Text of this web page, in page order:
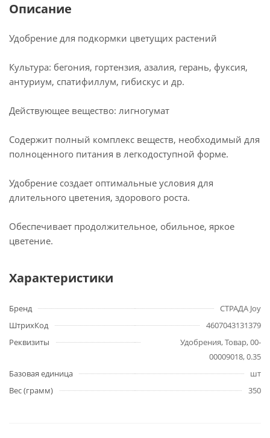
Описание
Удобрение для подкормки цветущих растений
Культура: бегония, гортензия, азалия, герань, фуксия,
антуриум, спатифиллум, гибискус и др.
Действующее вещество: лигногумат
Содержит полный комплекс веществ, необходимый для
полноценного питания в легкодоступной форме.
Удобрение создает оптимальные условия для
длительного цветения, здорового роста.
Обеспечивает продолжительное, обильное, яркое
цветение.
Характеристики
Бренд
СТРАДА Joy
ШтрихКод
4607043131379
Реквизиты
Удобрения, Товар, 00-
00009018, 0.35
Базовая единица
шт
Вес (грамм)
350